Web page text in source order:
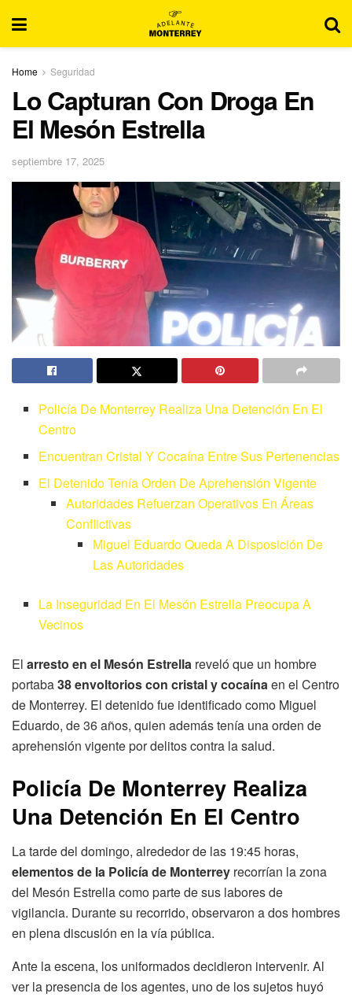
Home Seguridad
Lo Capturan Con Droga En
El Mesón Estrella
septiembre 17, 2025
Policía De Monterrey Realiza Una Detención En El
Centro
Encuentran Cristal Y Cocaína Entre Sus Pertenencias
El Detenido Tenía Orden De Aprehensión Vigente
Autoridades Refuerzan Operativos En Áreas
Conflictivas
Miguel Eduardo Queda A Disposición De
Las Autoridades
La Inseguridad En El Mesón Estrella Preocupa A
Vecinos
El arresto en el Mesón Estrella reveló que un hombre
portaba38 envoltorios con cristal y cocaínaen el Centro
de Monterrey. El detenido fue identificado como Miguel
Eduardo, de 36 años, quien además tenía una orden de
aprehensión vigente por delitos contra la salud.
Policía De Monterrey Realiza
Una Detención En El Centro
La tarde del domingo, alrededor de las 19:45 horas,
elementos de la Policía de Monterrey recorrían la zona
del Mesón Estrella como parte de sus labores de
vigilancia. Durante su recorrido, observaron a dos hombres
en plena discusión en la vía pública.
Ante la escena, los uniformados decidieron intervenir. Al
ver la presencia de los agentes, uno de los sujetos huyó